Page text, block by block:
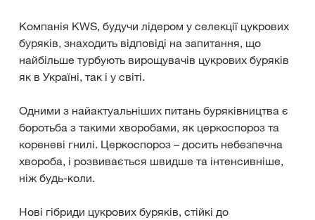
Компанія KWS, будучи лідером у селекції цукрових
буряків, знаходить відповіді на запитання, що
найбільше турбують вирощувачів цукрових буряків
як в Україні, так і у світі.
Одними з найактуальніших питань буряківництва є
боротьба з такими хворобами, як церкоспороз та
кореневі гнилі. Церкоспороз – досить небезпечна
хвороба, і розвивається швидше та інтенсивніше,
ніж будь-коли.
Нові гібриди цукрових буряків, стійкі до